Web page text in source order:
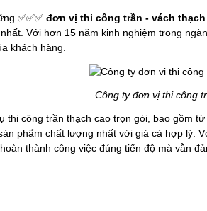
✅✅✅ đơn vị thi công trần - vách
Với hơn 15 năm kinh nghiệm trong
khách hàng.
Công ty đơn vị thi công
thi công trần thạch cao trọn gói, bao gồm
phẩm chất lượng nhất với giá cả hợp lý.
thành công việc đúng tiến độ mà vẫn